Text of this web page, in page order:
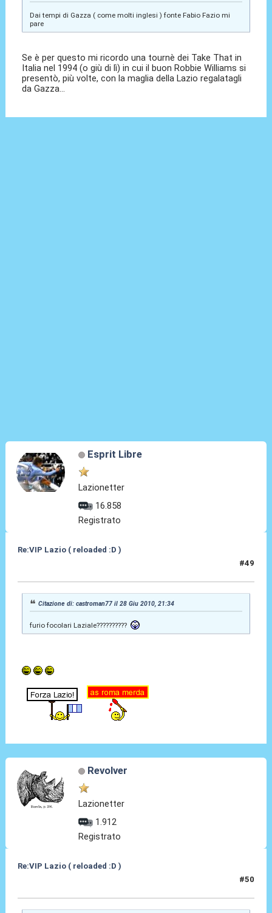
Dai tempi di Gazza ( come molti inglesi ) fonte Fabio Fazio mi
pare
Se è per questo mi ricordo una tournè dei Take That in
Italia nel 1994 (o giù di lì) in cui il buon Robbie Williams si
presentò, più volte, con la maglia della Lazio regalatagli
da Gazza...
Esprit Libre
Lazionetter
16.858
Registrato
Re:VIP Lazio ( reloaded :D )
#49
Citazione di: castroman77 il 28 Giu 2010, 21:34
furio focolari Laziale??????????
Revolver
Lazionetter
1.912
Registrato
Re:VIP Lazio ( reloaded :D )
#50